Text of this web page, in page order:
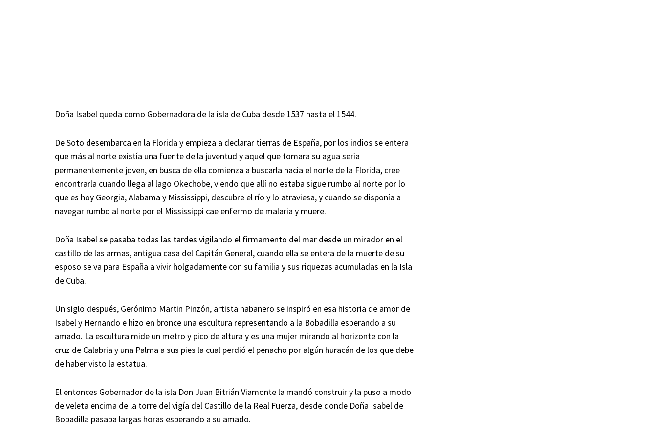
Doña Isabel queda como Gobernadora de la isla de Cuba desde 1537 hasta el 1544.
De Soto desembarca en la Florida y empieza a declarar tierras de España, por los indios se entera
que más al norte existía una fuente de la juventud y aquel que tomara su agua sería
permanentemente joven, en busca de ella comienza a buscarla hacia el norte de la Florida, cree
encontrarla cuando llega al lago Okechobe, viendo que allí no estaba sigue rumbo al norte por lo
que es hoy Georgia, Alabama y Mississippi, descubre el río y lo atraviesa, y cuando se disponía a
navegar rumbo al norte por el Mississippi cae enfermo de malaria y muere.
Doña Isabel se pasaba todas las tardes vigilando el firmamento del mar desde un mirador en el
castillo de las armas, antigua casa del Capitán General, cuando ella se entera de la muerte de su
esposo se va para España a vivir holgadamente con su familia y sus riquezas acumuladas en la Isla
de Cuba.
Un siglo después, Gerónimo Martin Pinzón, artista habanero se inspiró en esa historia de amor de
Isabel y Hernando e hizo en bronce una escultura representando a la Bobadilla esperando a su
amado. La escultura mide un metro y pico de altura y es una mujer mirando al horizonte con la
cruz de Calabria y una Palma a sus pies la cual perdió el penacho por algún huracán de los que debe
de haber visto la estatua.
El entonces Gobernador de la isla Don Juan Bitrián Viamonte la mandó construir y la puso a modo
de veleta encima de la torre del vigía del Castillo de la Real Fuerza, desde donde Doña Isabel de
Bobadilla pasaba largas horas esperando a su amado.